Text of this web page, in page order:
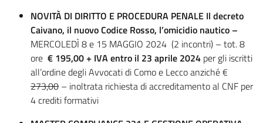
NOVITÀ DI DIRITTO E PROCEDURA PENALE Il decreto
Caivano, il nuovo Codice Rosso, l’omicidio nautico –
MERCOLEDÌ 8 e 15 MAGGIO 2024 (2 incontri) – tot. 8
ore € 195,00 + IVA entro il 23 aprile 2024 per gli iscritti
all’ordine degli Avvocati di Como e Lecco anziché €
273,00 – inoltrata richiesta di accreditamento al CNF per
4 crediti formativi